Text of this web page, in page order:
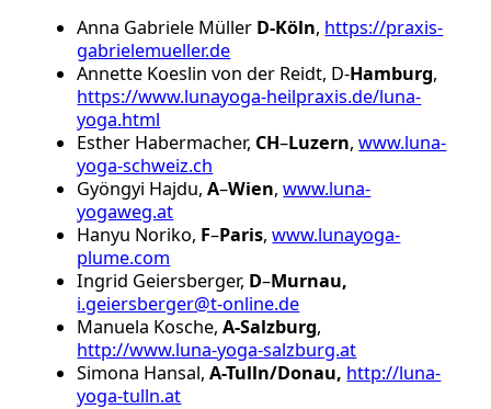
Anna Gabriele Müller D-Köln, https://praxis-
gabrielemueller.de
Annette Koeslin von der Reidt, D-Hamburg,
https://www.lunayoga-heilpraxis.de/luna-
yoga.html
Esther Habermacher, CH–Luzern,www.luna-
yoga-schweiz.ch
Gyöngyi Hajdu,A–Wien,www.luna-
yogaweg.at
Hanyu Noriko, F–Paris,www.lunayoga-
plume.com
Ingrid Geiersberger, D–Murnau,
i.geiersberger@t-online.de
Manuela Kosche,A-Salzburg,
http://www.luna-yoga-salzburg.at
Simona Hansal,A-Tulln/Donau, http://luna-
yoga-tulln.at